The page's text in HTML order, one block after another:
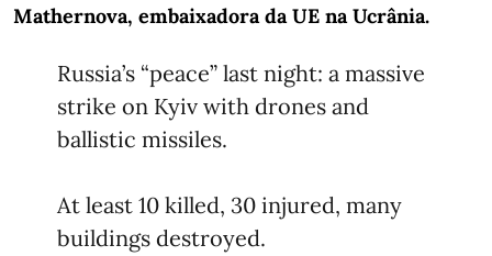
Mathernova, embaixadora da UE na Ucrânia.
Russia’s “peace” last night: a massive
strike on Kyiv with drones and
ballistic missiles.
At least 10 killed, 30 injured, many
buildings destroyed.